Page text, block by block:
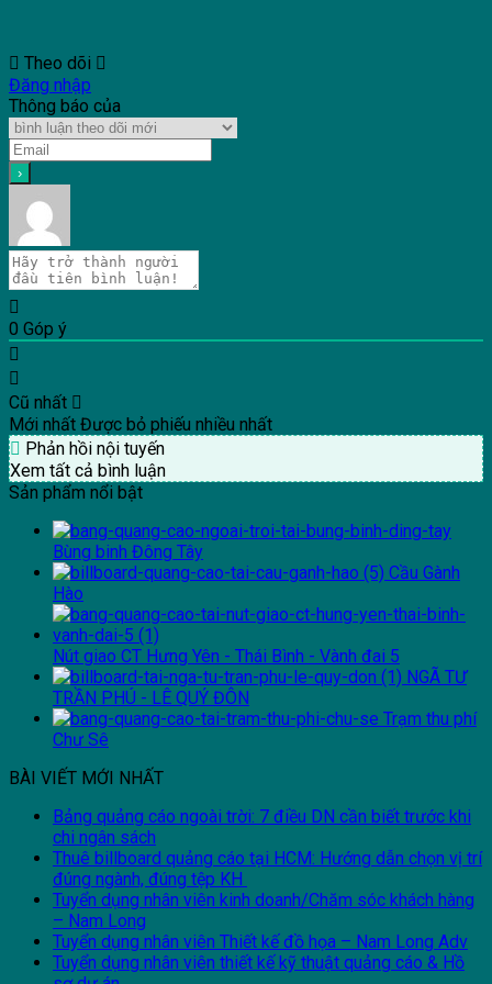
Theo dõi
Đăng nhập
Thông báo của
0 Góp ý
Cũ nhất
Mới nhất Được bỏ phiếu nhiều nhất
Phản hồi nội tuyến
Xem tất cả bình luận
Sản phẩm nổi bật
Bùng binh Đông Tây
Cầu Gành
Hào
Nút giao CT Hưng Yên - Thái Bình - Vành đai 5
NGÃ TƯ
TRẦN PHÚ - LÊ QUÝ ĐÔN
Trạm thu phí
Chư Sê
BÀI VIẾT MỚI NHẤT
Bảng quảng cáo ngoài trời: 7 điều DN cần biết trước khi
chi ngân sách
Thuê billboard quảng cáo tại HCM: Hướng dẫn chọn vị trí
đúng ngành, đúng tệp KH
Tuyển dụng nhân viên kinh doanh/Chăm sóc khách hàng
– Nam Long
Tuyển dụng nhân viên Thiết kế đồ họa – Nam Long Adv
Tuyển dụng nhân viên thiết kế kỹ thuật quảng cáo & Hồ